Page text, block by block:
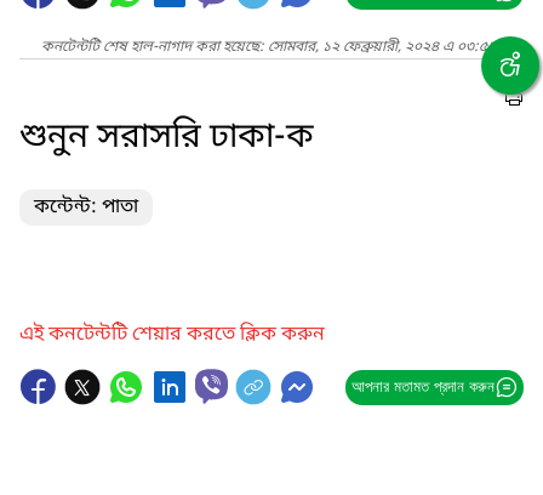
কনটেন্টটি শেষ হাল-নাগাদ করা হয়েছে: সোমবার, ১২ ফেব্রুয়ারী, ২০২৪ এ ০৩:৫১ AM
শুনুন সরাসরি ঢাকা-ক
কন্টেন্ট: পাতা
এই কনটেন্টটি শেয়ার করতে ক্লিক করুন
আপনার মতামত প্রদান করুন